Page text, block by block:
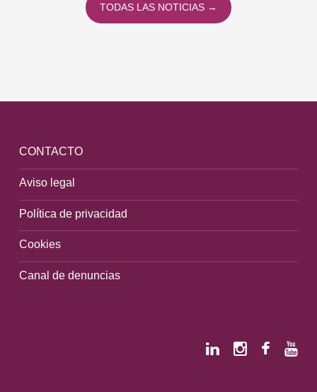
TODAS LAS NOTICIAS →
CONTACTO
Aviso legal
Política de privacidad
Cookies
Canal de denuncias